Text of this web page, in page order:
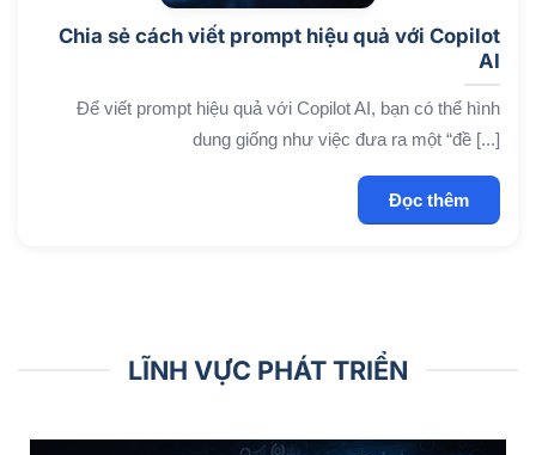
Chia sẻ cách viết prompt hiệu quả với Copilot
AI
Để viết prompt hiệu quả với Copilot AI, bạn có thể hình
dung giống như việc đưa ra một “đề [...]
Đọc thêm
LĨNH VỰC PHÁT TRIỂN